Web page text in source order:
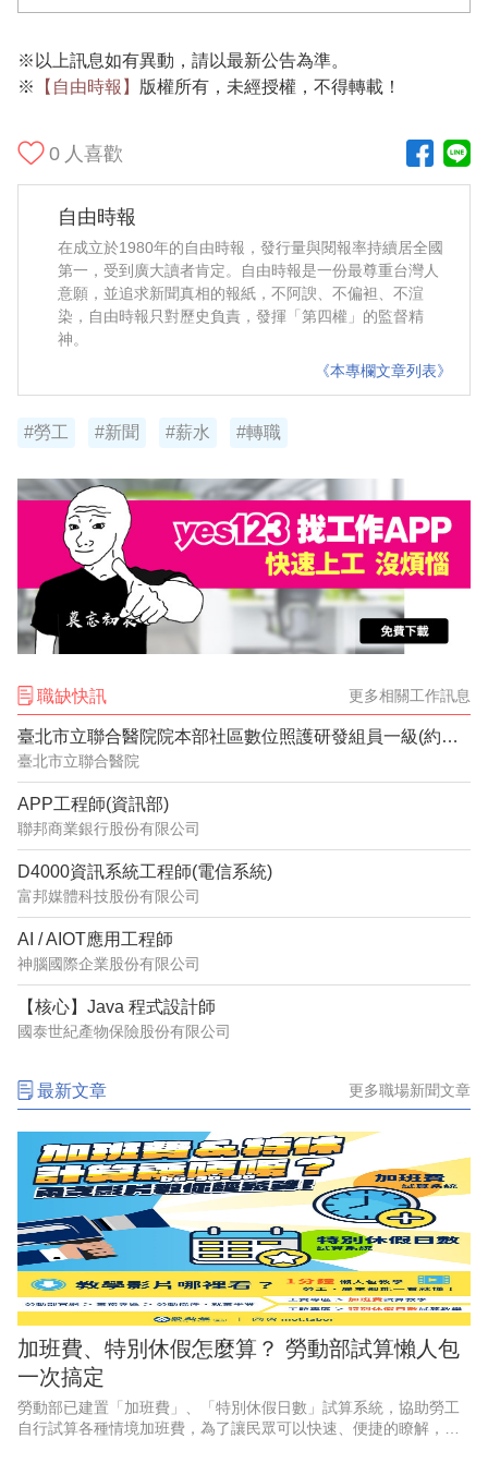
※以上訊息如有異動，請以最新公告為準。
※
【自由時報】 版權所有，未經授權，不得轉載！
0 人喜歡
自由時報
在成立於1980年的自由時報，發行量與閱報率持續居全國
第一，受到廣大讀者肯定。自由時報是一份最尊重台灣人
意願，並追求新聞真相的報紙，不阿諛、不偏袒、不渲
染，自由時報只對歷史負責，發揮「第四權」的監督精
神。
《本專欄文章列表》
#勞工 #新聞 #薪水 #轉職
職缺快訊 更多相關工作訊息
臺北市立聯合醫院院本部社區數位照護研發組員一級(約用)管理師(系統分析設計)1150632
臺北市立聯合醫院
APP工程師(資訊部)
聯邦商業銀行股份有限公司
D4000資訊系統工程師(電信系統)
富邦媒體科技股份有限公司
AI / AIOT應用工程師
神腦國際企業股份有限公司
【核心】Java 程式設計師
國泰世紀產物保險股份有限公司
最新文章 更多職場新聞文章
加班費、特別休假怎麼算？ 勞動部試算懶人包
一次搞定
勞動部已建置「加班費」、「特別休假日數」試算系統，協助勞工
自行試算各種情境加班費，為了讓民眾可以快速、便捷的瞭解，勞